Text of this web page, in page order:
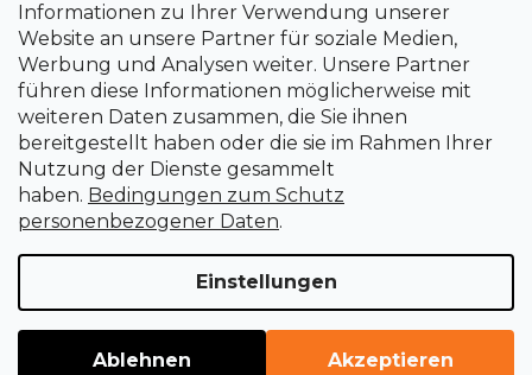
Informationen zu Ihrer Verwendung unserer
Website an unsere Partner für soziale Medien,
Werbung und Analysen weiter. Unsere Partner
führen diese Informationen möglicherweise mit
weiteren Daten zusammen, die Sie ihnen
bereitgestellt haben oder die sie im Rahmen Ihrer
Nutzung der Dienste gesammelt
haben. Bedingungen zum Schutz
personenbezogener Daten.
Einstellungen
Ablehnen Akzeptieren
Erstellt von Shoptet Premium
Einstellungen ändern